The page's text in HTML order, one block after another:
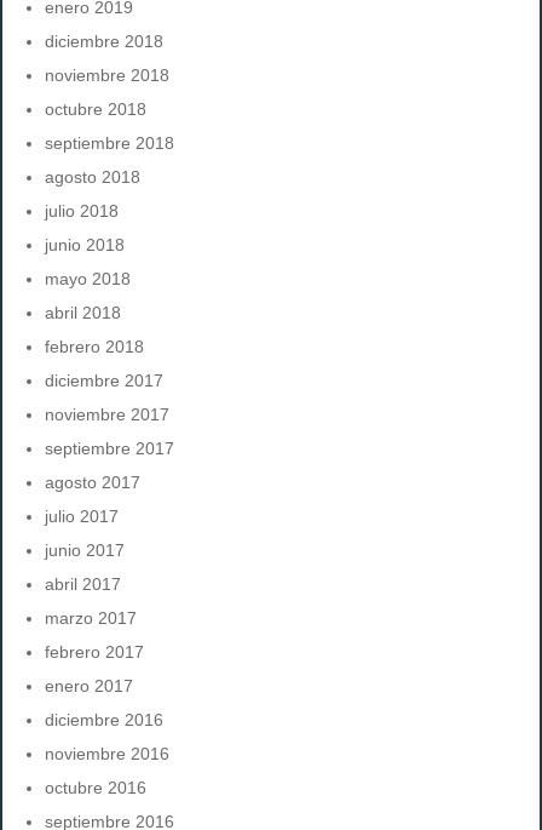
enero 2019
diciembre 2018
noviembre 2018
octubre 2018
septiembre 2018
agosto 2018
julio 2018
junio 2018
mayo 2018
abril 2018
febrero 2018
diciembre 2017
noviembre 2017
septiembre 2017
agosto 2017
julio 2017
junio 2017
abril 2017
marzo 2017
febrero 2017
enero 2017
diciembre 2016
noviembre 2016
octubre 2016
septiembre 2016